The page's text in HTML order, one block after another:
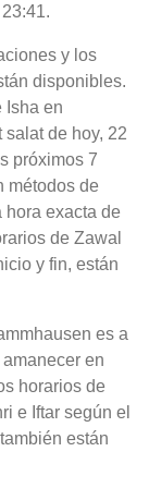
y los
disponibles.
Isha en
de hoy, 22
próximos 7
métodos de
exacta de
de Zawal
y fin, están
es a
en
horarios de
e Iftar según el
están